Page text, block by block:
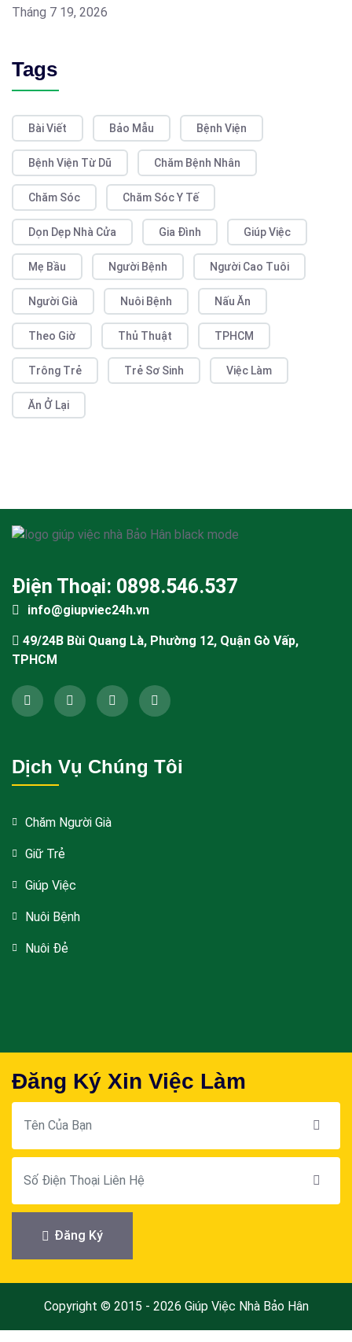
Tháng 7 19, 2026
Tags
Bài Viết Bảo Mẫu Bệnh Viện
Bệnh Viện Từ Dũ Chăm Bệnh Nhân
Chăm Sóc Chăm Sóc Y Tế
Dọn Dẹp Nhà Cửa Gia Đình Giúp Việc
Mẹ Bầu Người Bệnh Người Cao Tuôi
Người Già Nuôi Bệnh Nấu Ăn
Theo Giờ Thủ Thuật TPHCM
Trông Trẻ Trẻ Sơ Sinh Việc Làm
Ăn Ở Lại
Điện Thoại: 0898.546.537
info@giupviec24h.vn
49/24B Bùi Quang Là, Phường 12, Quận Gò Vấp,
TPHCM
Dịch Vụ Chúng Tôi
Chăm Người Già
Giữ Trẻ
Giúp Việc
Nuôi Bệnh
Nuôi Đẻ
Đăng Ký Xin Việc Làm
Đăng Ký
Copyright © 2015 - 2026 Giúp Việc Nhà Bảo Hân